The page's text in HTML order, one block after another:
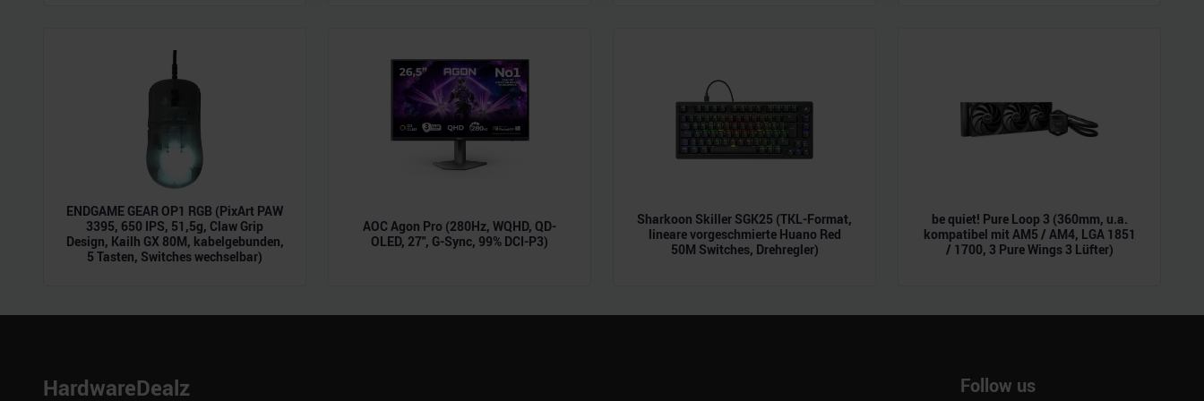
ENDGAME GEAR OP1 RGB (PixArt PAW
3395, 650 IPS, 51,5g, Claw Grip
Design, Kailh GX 80M, kabelgebunden,
5 Tasten, Switches wechselbar)
AOC Agon Pro (280Hz, WQHD, QD-
OLED, 27", G-Sync, 99% DCI-P3)
Sharkoon Skiller SGK25 (TKL-Format,
lineare vorgeschmierte Huano Red
50M Switches, Drehregler)
be quiet! Pure Loop 3 (360mm, u.a.
kompatibel mit AM5 / AM4, LGA 1851
/ 1700, 3 Pure Wings 3 Lüfter)
HardwareDealz Follow us